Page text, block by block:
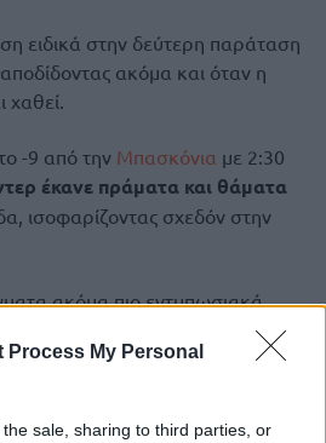
Process My Personal
sale, sharing to third parties, or
ειδικά στην δεύτερη παράταση
ακόμα και όταν η
χαθεί.
-9 από την Μπασκόνια με 2:30
έκανε πράματα και θάματα
ισοφαρίζοντας σχεδόν στην
ακόμα πιο εντυπωσιακά,
στη συνέντευξη Τύπου